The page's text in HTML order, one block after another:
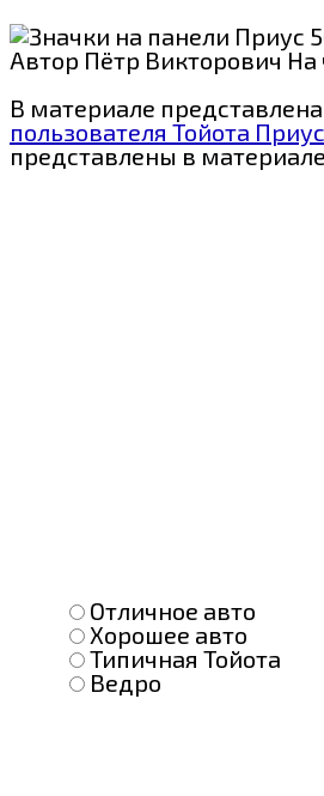
Автор Пётр Викторович На
В материале
пользователя Тойота
представлены в
Отличное авто
Хорошее авто
Типичная Тойота
Ведро